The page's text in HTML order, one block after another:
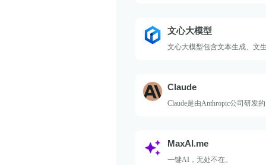
文心大模型
文心大模型包含文本生成、文
Claude
Claude是由Anthropic公司研发
MaxAI.me
一键AI，无处不在。